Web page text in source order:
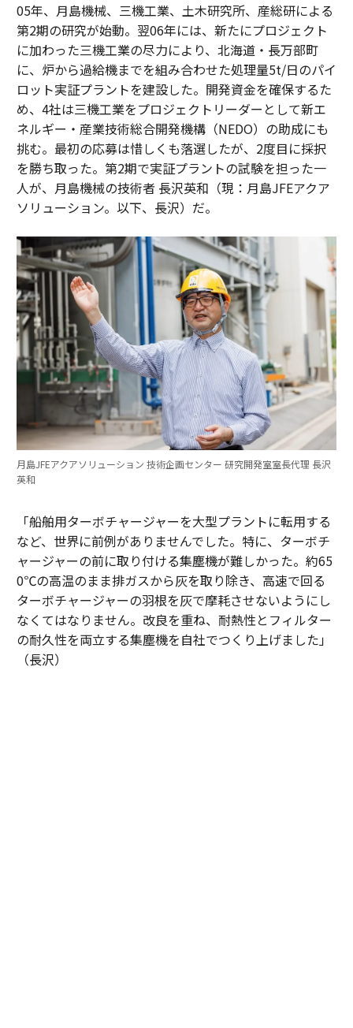
05年、月島機械、三機工業、土木研究所、産総研による
第2期の研究が始動。翌06年には、新たにプロジェクト
に加わった三機工業の尽力により、北海道・長万部町
に、炉から過給機までを組み合わせた処理量5t/日のパイ
ロット実証プラントを建設した。開発資金を確保するた
め、4社は三機工業をプロジェクトリーダーとして新エ
ネルギー・産業技術総合開発機構（NEDO）の助成にも
挑む。最初の応募は惜しくも落選したが、2度目に採択
を勝ち取った。第2期で実証プラントの試験を担った一
人が、月島機械の技術者 長沢英和（現：月島JFEアクア
ソリューション。以下、長沢）だ。
月島JFEアクアソリューション 技術企画センター 研究開発室室長代理 長沢
英和
「船舶用ターボチャージャーを大型プラントに転用する
など、世界に前例がありませんでした。特に、ターボチ
ャージャーの前に取り付ける集塵機が難しかった。約65
0℃の高温のまま排ガスから灰を取り除き、高速で回る
ターボチャージャーの羽根を灰で摩耗させないようにし
なくてはなりません。改良を重ね、耐熱性とフィルター
の耐久性を両立する集塵機を自社でつくり上げました」
（長沢）